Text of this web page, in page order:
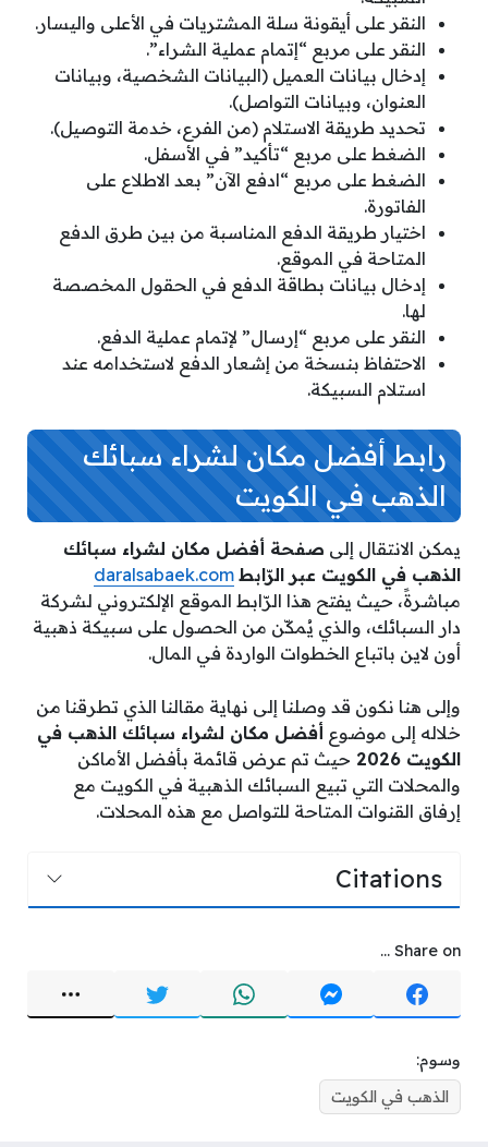
النقر على أيقونة سلة المشتريات في الأعلى واليسار.
النقر على مربع “إتمام عملية الشراء”.
إدخال بيانات العميل (البيانات الشخصية، وبيانات
العنوان، وبيانات التواصل).
تحديد طريقة الاستلام (من الفرع، خدمة التوصيل).
الضغط على مربع “تأكيد” في الأسفل.
الضغط على مربع “ادفع الآن” بعد الاطلاع على
الفاتورة.
اختيار طريقة الدفع المناسبة من بين طرق الدفع
المتاحة في الموقع.
إدخال بيانات بطاقة الدفع في الحقول المخصصة
لها.
النقر على مربع “إرسال” لإتمام عملية الدفع.
الاحتفاظ بنسخة من إشعار الدفع لاستخدامه عند
استلام السبيكة.
رابط أفضل مكان لشراء سبائك
الذهب في الكويت
يمكن الانتقال إلى صفحة أفضل مكان لشراء سبائك
الذهب في الكويت عبر الرّابط daralsabaek.com
مباشرةً، حيث يفتح هذا الرّابط الموقع الإلكتروني لشركة
دار السبائك، والذي يُمكّن من الحصول على سبيكة ذهبية
أون لاين باتباع الخطوات الواردة في المال.
وإلى هنا نكون قد وصلنا إلى نهاية مقالنا الذي تطرقنا من
خلاله إلى موضوع أفضل مكان لشراء سبائك الذهب في
الكويت 2026
حيث تم عرض قائمة بأفضل الأماكن
والمحلات التي تبيع السبائك الذهبية في الكويت مع
إرفاق القنوات المتاحة للتواصل مع هذه المحلات.
Citations
Share on ...
وسوم:
الذهب في الكويت